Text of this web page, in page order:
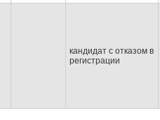
кандидат с отказом в
регистрации